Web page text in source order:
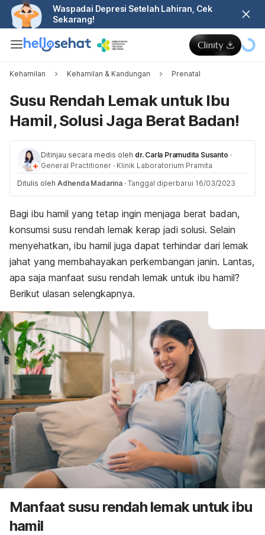
Waspadai Depresi Setelah Lahiran, Cek
Sekarang!
Kehamilan Kehamilan & Kandungan Prenatal
Susu Rendah Lemak untuk Ibu
Hamil, Solusi Jaga Berat Badan!
Ditinjau secara medis oleh dr. Carla Pramudita Susanto ·
General Practitioner · Klinik Laboratorium Pramita
Ditulis oleh Adhenda Madarina · Tanggal diperbarui 16/03/2023
Bagi ibu hamil yang tetap ingin menjaga berat badan,
konsumsi susu rendah lemak kerap jadi solusi. Selain
menyehatkan, ibu hamil juga dapat terhindar dari lemak
jahat yang membahayakan perkembangan janin. Lantas,
apa saja manfaat susu rendah lemak untuk ibu hamil?
Berikut ulasan selengkapnya.
Manfaat susu rendah lemak untuk ibu
hamil